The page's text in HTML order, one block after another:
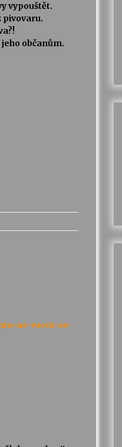
vypouštět.
pivovaru.
občanům.
ne-vsem-se-